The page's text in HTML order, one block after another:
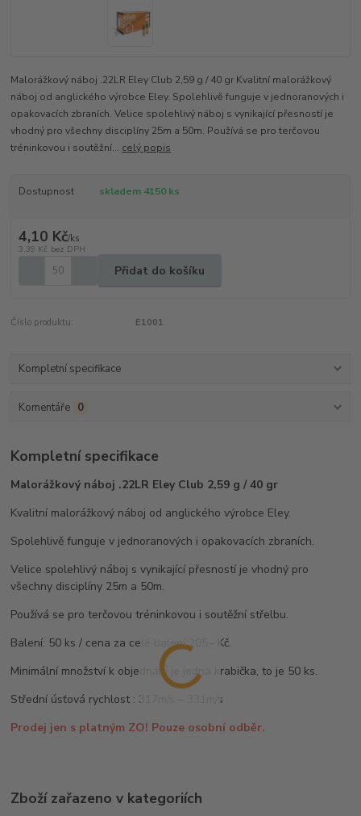
Malorážkový náboj .22LR Eley Club 2,59 g / 40 gr Kvalitní malorážkový
náboj od anglického výrobce Eley. Spolehlivě funguje v jednoranových i
opakovacích zbraních. Velice spolehlivý náboj s vynikající přesností je
vhodný pro všechny disciplíny 25m a 50m. Používá se pro terčovou
tréninkovou i soutěžní... celý popis
Dostupnost skladem 4150 ks
4,10 Kč/ks
3,39 Kč bez DPH
Přidat do košíku
Číslo produktu: E1001
Kompletní specifikace
Komentáře 0
Kompletní specifikace
Malorážkový náboj .22LR Eley Club 2,59 g / 40 gr
Kvalitní malorážkový náboj od anglického výrobce Eley.
Spolehlivě funguje v jednoranových i opakovacích zbraních.
Velice spolehlivý náboj s vynikající přesností je vhodný pro
všechny disciplíny 25m a 50m.
Používá se pro terčovou tréninkovou i soutěžní střelbu.
Balení: 50 ks / cena za celé balení 205,- Kč.
Minimální množství k objednání je jedna krabička, to je 50 ks.
Střední úsťová rychlost : 317m/s – 331m/s
Prodej jen s platným ZO! Pouze osobní odběr.
Zboží zařazeno v kategoriích